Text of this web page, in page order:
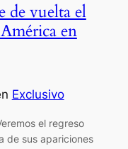
de vuelta el
en
Exclusivo
el regreso
de sus apariciones